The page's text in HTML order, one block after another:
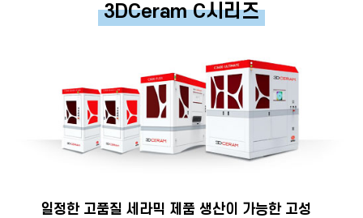
3DCeram C시리즈
일정한 고품질 세라믹 제품 생산이 가능한 고성